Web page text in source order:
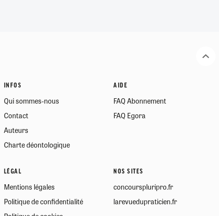
INFOS
Qui sommes-nous
Contact
Auteurs
Charte déontologique
AIDE
FAQ Abonnement
FAQ Egora
LÉGAL
Mentions légales
Politique de confidentialité
NOS SITES
concourspluripro.fr
larevuedupraticien.fr